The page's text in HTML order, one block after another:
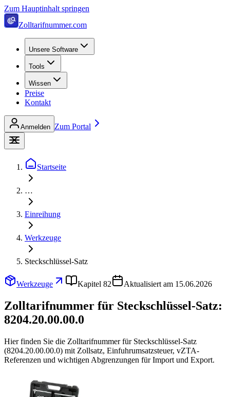
Zum Hauptinhalt springen
Zolltarifnummer.com
Unsere Software
Tools
Wissen
Preise
Kontakt
Anmelden Zum Portal
Startseite
…
Einreihung
Werkzeuge
Steckschlüssel-Satz
Werkzeuge Kapitel 82 Aktualisiert am 15.06.2026
Zolltarifnummer für Steckschlüssel-Satz:
8204.20.00.00.0
Hier finden Sie die Zolltarifnummer für Steckschlüssel-Satz
(8204.20.00.00.0) mit Zollsatz, Einfuhrumsatzsteuer, vZTA-
Referenzen und wichtigen Abgrenzungen für Import und Export.